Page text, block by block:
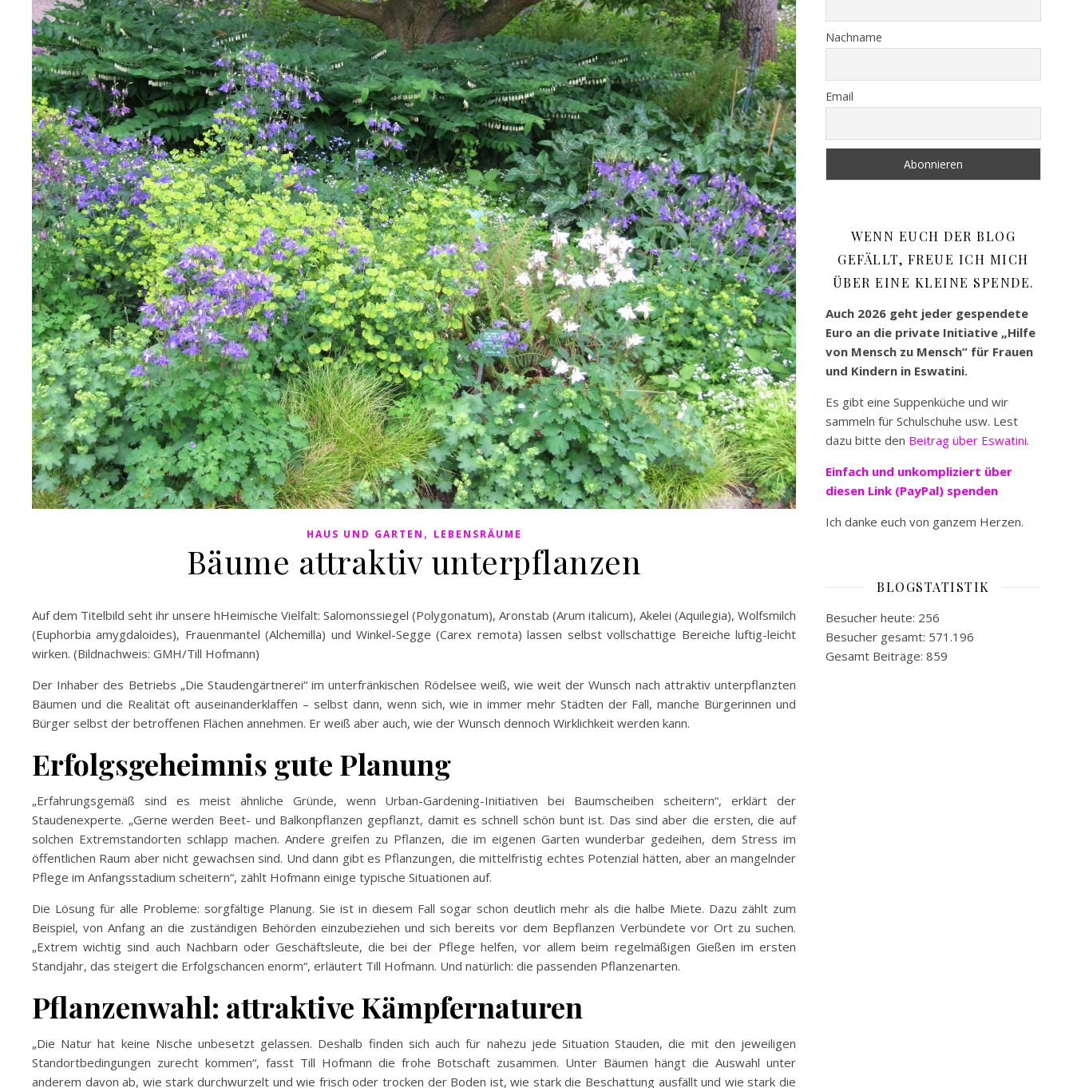
HAUS UND GARTEN , LEBENSRÄUME
Bäume attraktiv unterpflanzen
Auf dem Titelbild seht ihr unsere hHeimische Vielfalt: Salomonssiegel (Polygonatum), Aronstab (Arum italicum), Akelei (Aquilegia), Wolfsmilch
(Euphorbia amygdaloides), Frauenmantel (Alchemilla) und Winkel-Segge (Carex remota) lassen selbst vollschattige Bereiche luftig-leicht
wirken. (Bildnachweis: GMH/Till Hofmann)
Der Inhaber des Betriebs „Die Staudengärtnerei“ im unterfränkischen Rödelsee weiß, wie weit der Wunsch nach attraktiv unterpflanzten
Bäumen und die Realität oft auseinanderklaffen – selbst dann, wenn sich, wie in immer mehr Städten der Fall, manche Bürgerinnen und
Bürger selbst der betroffenen Flächen annehmen. Er weiß aber auch, wie der Wunsch dennoch Wirklichkeit werden kann.
Erfolgsgeheimnis gute Planung
„Erfahrungsgemäß sind es meist ähnliche Gründe, wenn Urban-Gardening-Initiativen bei Baumscheiben scheitern“, erklärt der
Staudenexperte. „Gerne werden Beet- und Balkonpflanzen gepflanzt, damit es schnell schön bunt ist. Das sind aber die ersten, die auf
solchen Extremstandorten schlapp machen. Andere greifen zu Pflanzen, die im eigenen Garten wunderbar gedeihen, dem Stress im
öffentlichen Raum aber nicht gewachsen sind. Und dann gibt es Pflanzungen, die mittelfristig echtes Potenzial hätten, aber an mangelnder
Pflege im Anfangsstadium scheitern“, zählt Hofmann einige typische Situationen auf.
Die Lösung für alle Probleme: sorgfältige Planung. Sie ist in diesem Fall sogar schon deutlich mehr als die halbe Miete. Dazu zählt zum
Beispiel, von Anfang an die zuständigen Behörden einzubeziehen und sich bereits vor dem Bepflanzen Verbündete vor Ort zu suchen.
„Extrem wichtig sind auch Nachbarn oder Geschäftsleute, die bei der Pflege helfen, vor allem beim regelmäßigen Gießen im ersten
Standjahr, das steigert die Erfolgschancen enorm“, erläutert Till Hofmann. Und natürlich: die passenden Pflanzenarten.
Pflanzenwahl: attraktive Kämpfernaturen
„Die Natur hat keine Nische unbesetzt gelassen. Deshalb finden sich auch für nahezu jede Situation Stauden, die mit den jeweiligen
Standortbedingungen zurecht kommen“, fasst Till Hofmann die frohe Botschaft zusammen. Unter Bäumen hängt die Auswahl unter
anderem davon ab, wie stark durchwurzelt und wie frisch oder trocken der Boden ist, wie stark die Beschattung ausfällt und wie stark die
Nachname
Email
WENN EUCH DER BLOG
GEFÄLLT, FREUE ICH MICH
ÜBER EINE KLEINE SPENDE.
Auch 2026 geht jeder gespendete
Euro an die private Initiative „Hilfe
von Mensch zu Mensch“ für Frauen
und Kindern in Eswatini.
Es gibt eine Suppenküche und wir
sammeln für Schulschuhe usw. Lest
dazu bitte den Beitrag über Eswatini.
Einfach und unkompliziert über
diesen Link (PayPal) spenden
Ich danke euch von ganzem Herzen.
BLOGSTATISTIK
Besucher heute: 256
Besucher gesamt: 571.196
Gesamt Beiträge: 859